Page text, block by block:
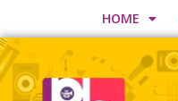
HOME